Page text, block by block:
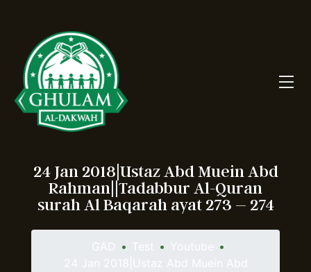
24 Jan 2018|Ustaz Abd Muein Abd
Rahman||Tadabbur Al-Quran
surah Al Baqarah ayat 273 – 274
• •
•